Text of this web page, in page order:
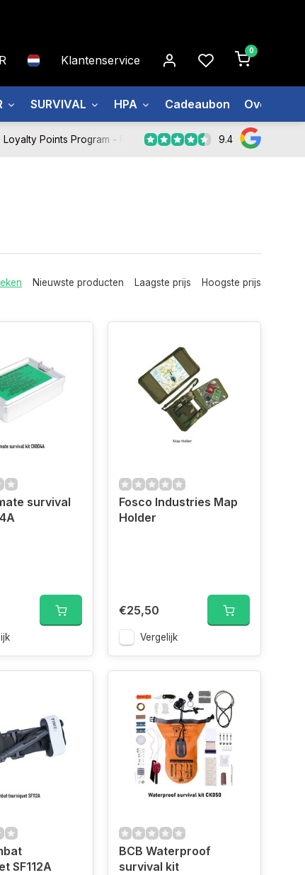
Klantenservice
0
SURVIVAL HPA Cadeaubon Over ons
Loyalty Points Program - Register Now 9.4
Nieuwste producten Laagste prijs Hoogste prijs
survival
Fosco Industries Map
Holder
€25,50
Vergelijk
SF112A
BCB Waterproof
survival kit